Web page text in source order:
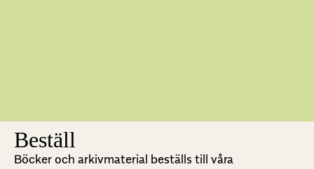
Beställ
Böcker och arkivmaterial beställs till våra